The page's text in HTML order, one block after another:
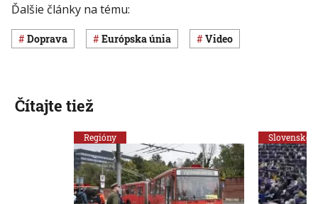
Ďalšie články na tému:
Doprava Európska únia Video
Čítajte tiež
Regióny Slovensko